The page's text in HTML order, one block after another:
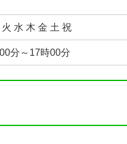
火 水 木 金 土 祝
分～17時00分